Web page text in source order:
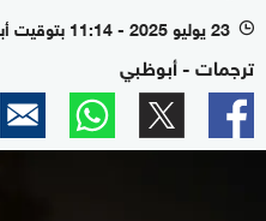
l 23 يوليو 2025 - 11:14 بتوقيت أبوظبي
ترجمات - أبوظبي